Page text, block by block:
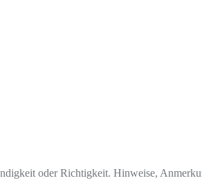
oder Richtigkeit. Hinweise,